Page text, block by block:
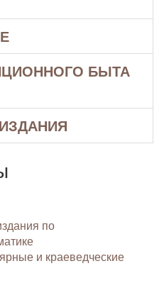
БЫТА
по
и краеведческие